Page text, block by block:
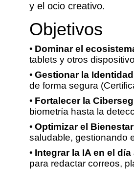
y el ocio creativo.
Objetivos
Dominar el
tablets y otros
Gestionar la
de forma segura
Fortalecer la
biometría hasta la
Optimizar el
saludable, gestionando
Integrar la IA en el día
para redactar correos,